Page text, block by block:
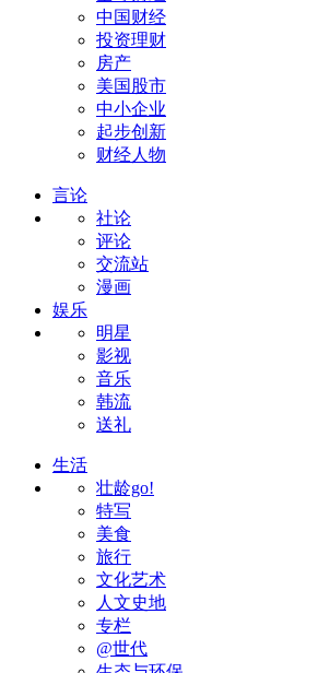
中国财经
投资理财
房产
美国股市
中小企业
起步创新
财经人物
言论
社论
评论
交流站
漫画
娱乐
明星
影视
音乐
韩流
送礼
生活
壮龄go!
特写
美食
旅行
文化艺术
人文史地
专栏
@世代